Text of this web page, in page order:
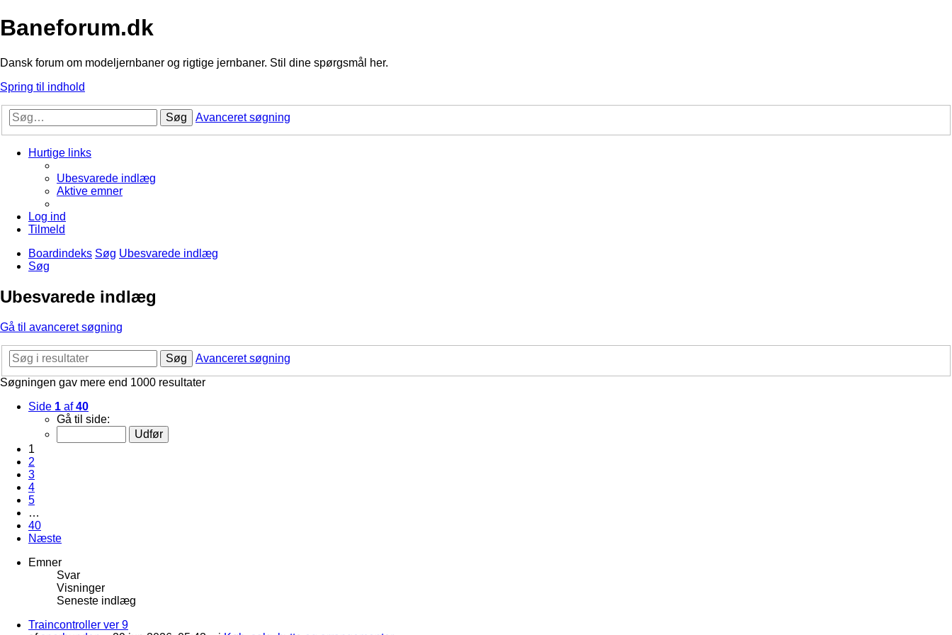
Baneforum.dk
Dansk forum om modeljernbaner og rigtige jernbaner. Stil dine spørgsmål her.
Spring til indhold
Søg Avanceret søgning
Hurtige links
Ubesvarede indlæg
Aktive emner
Log ind
Tilmeld
Boardindeks Søg Ubesvarede indlæg
Søg
Ubesvarede indlæg
Gå til avanceret søgning
Søg
Avanceret søgning
Søgningen gav mere end 1000 resultater
Side 1 af40
Gå til side:
1
2
3
4
5
…
40
Næste
Emner
Svar
Visninger
Seneste indlæg
Traincontroller ver 9